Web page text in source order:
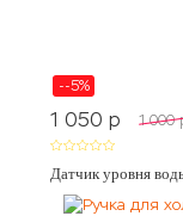
--5%
1 050 p 1 000
Датчик уровня